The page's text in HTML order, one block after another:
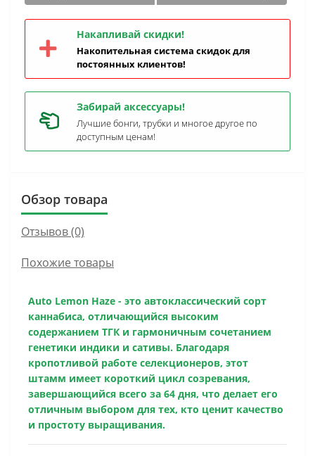
Накапливай скидки!
Накопительная система скидок для
постоянных клиентов!
Забирай аксессуары!
Лучшие бонги, трубки и многое другое по
доступным ценам!
Обзор товара
Отзывов (0)
Похожие товары
Auto Lemon Haze - это автоклассический сорт
каннабиса, отличающийся высоким
содержанием ТГК и гармоничным сочетанием
генетики индики и сативы. Благодаря
кропотливой работе селекционеров, этот
штамм имеет короткий цикл созревания,
завершающийся всего за 64 дня, что делает его
отличным выбором для тех, кто ценит качество
и простоту выращивания.